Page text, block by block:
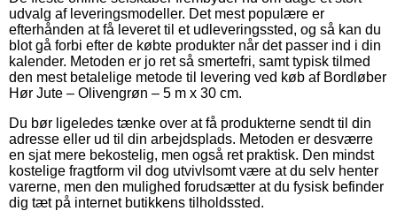
udvalg af leveringsmodeller. Det mest populære er
efterhånden at få leveret til et udleveringssted, og så kan du
blot gå forbi efter de købte produkter når det passer ind i din
kalender. Metoden er jo ret så smertefri, samt typisk tilmed
den mest betalelige metode til levering ved køb af Bordløber
Hør Jute – Olivengrøn – 5 m x 30 cm.
Du bør ligeledes tænke over at få produkterne sendt til din
adresse eller ud til din arbejdsplads. Metoden er desværre
en sjat mere bekostelig, men også ret praktisk. Den mindst
kostelige fragtform vil dog utvivlsomt være at du selv henter
varerne, men den mulighed forudsætter at du fysisk befinder
dig tæt på internet butikkens tilholdssted.